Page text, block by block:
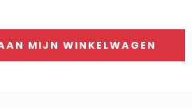
MIJN WINKELWAGEN